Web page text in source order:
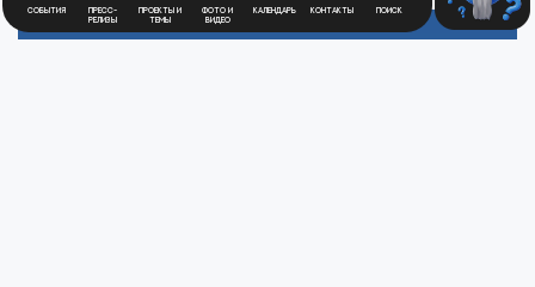
События
Пресс-
релизы
Проекты и
темы
Фото и
видео
Календарь Контакты Поиск